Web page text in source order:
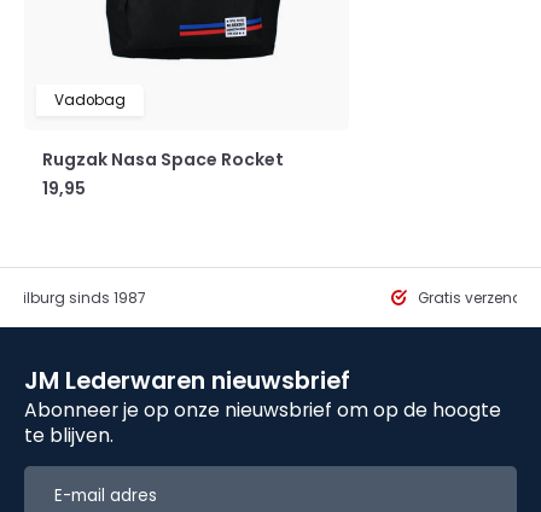
Vadobag
Rugzak Nasa Space Rocket
19,95
Tilburg sinds 1987 Gratis
JM Lederwaren nieuwsbrief
Abonneer je op onze nieuwsbrief om op de hoogte
te blijven.